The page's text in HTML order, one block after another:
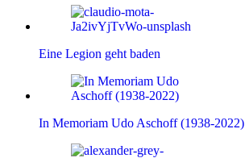
Eine Legion geht baden
In Memoriam Udo Aschoff (1938-2022)